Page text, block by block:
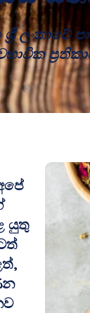
ලංකාවේ
යුතු